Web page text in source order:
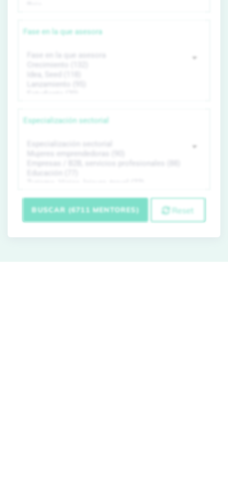
Fase en la que asesora
Especialización sectorial
BUSCAR (6711 MENTORES) Reset